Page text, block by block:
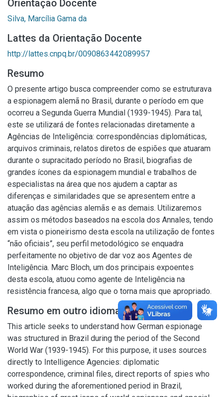
Orientação Docente
Silva, Marcília Gama da
Lattes da Orientação Docente
http://lattes.cnpq.br/0090863442089957
Resumo
O presente artigo busca compreender como se estruturava
a espionagem alemã no Brasil, durante o período em que
ocorreu a Segunda Guerra Mundial (1939-1945). Para tal,
este se utilizará de fontes relacionadas diretamente a
Agências de Inteligência: correspondências diplomáticas,
arquivos criminais, relatos diretos de espiões que atuaram
durante o supracitado período no Brasil, biografias de
grandes ícones da espionagem mundial e trabalhos de
especialistas na área que nos ajudem a captar as
diferenças e similaridades que se apresentem entre a
atuação das agências alemãs e as demais. Utilizaremos
assim os métodos baseados na escola dos Annales, tendo
em vista o pioneirismo desta escola na utilização de fontes
“não oficiais”, seu perfil metodológico se enquadra
perfeitamente no objetivo de dar voz aos Agentes de
Inteligência. Marc Bloch, um dos principais expoentes
desta escola, atuou como agente de Inteligência na
resistência francesa, algo que o torna mais que apropriado.
Resumo em outro idioma
This article seeks to understand how German espionage
was structured in Brazil during the period of the Second
World War (1939-1945). For this purpose, it uses sources
directly to Intelligence Agencies: diplomatic
correspondence, criminal files, direct reports of spies who
worked during the aforementioned period in Brazil,